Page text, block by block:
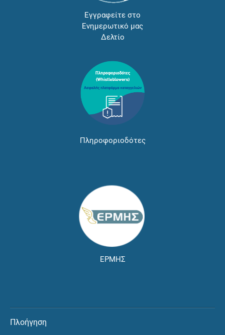
Εγγραφείτε στο
Ενημερωτικό μας
Δελτίο
Πληροφοριοδότες
ΕΡΜΗΣ
Πλοήγηση